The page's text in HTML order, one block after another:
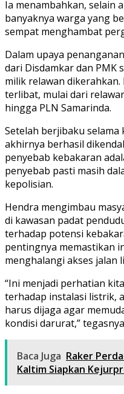
Ia menambahkan, selain
banyaknya warga yang
sempat menghambat
Dalam upaya
dari Disdamkar dan PMK
milik relawan
terlibat, mulai dari
hingga PLN Samarinda.
Setelah berjibaku
akhirnya berhasil
penyebab kebakaran
penyebab pasti masih
kepolisian.
Hendra mengimbau
di kawasan padat
terhadap potensi
pentingnya memastikan
menghalangi akses jalan
“Ini menjadi perhatian
terhadap instalasi listrik,
harus dijaga agar
kondisi darurat,”
Baca Juga Raker
Kaltim Siapkan